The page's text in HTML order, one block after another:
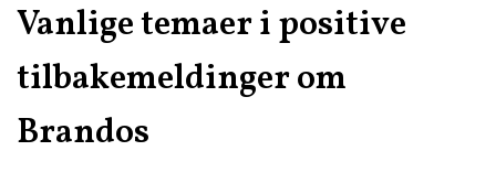
Vanlige temaer i positive
tilbakemeldinger om
Brandos